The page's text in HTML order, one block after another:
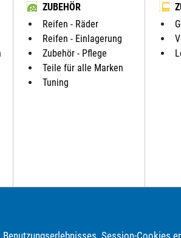
Session-Cookies
ZUBEHÖR
Reifen - Räder
Reifen - Einlagerung
Zubehör - Pflege
Teile für alle Marken
Tuning